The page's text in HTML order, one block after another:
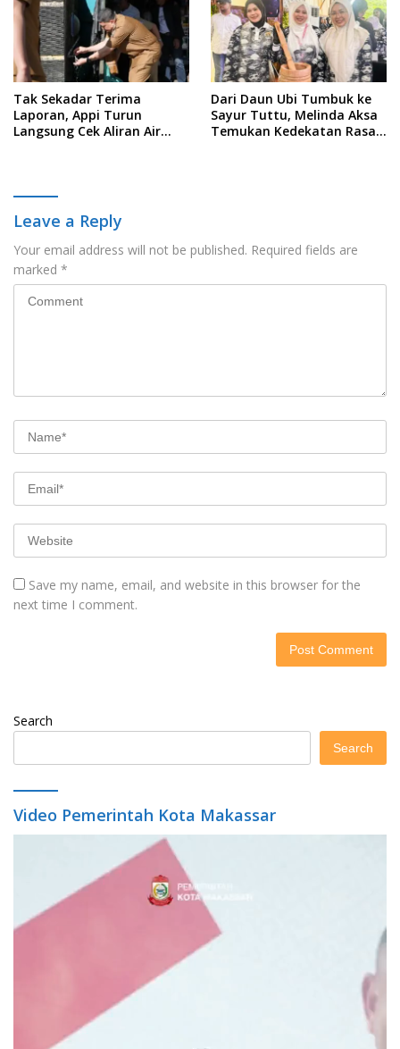
Tak Sekadar Terima
Laporan, Appi Turun
Langsung Cek Aliran Air
Dari Daun Ubi Tumbuk ke
Sayur Tuttu, Melinda Aksa
Temukan Kedekatan Rasa
Leave a Reply
Your email address will not be published. Required fields are
marked *
Save my name, email, and website in this browser for the
next time I comment.
Search
Search
Video Pemerintah Kota Makassar